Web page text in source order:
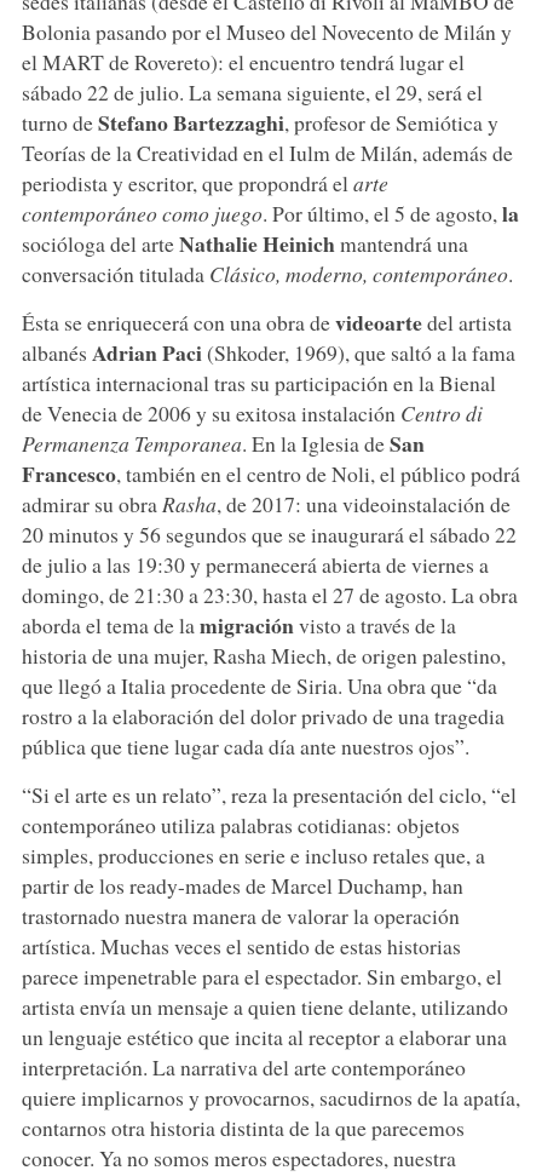
Bolonia pasando por el Museo del Novecento de Milán y
el MART de Rovereto): el encuentro tendrá lugar el
sábado 22 de julio. La semana siguiente, el 29, será el
turno deStefano Bartezzaghi, profesor de Semiótica y
Teorías de la Creatividad en el Iulm de Milán, además de
periodista y escritor, que propondrá el arte
contemporáneo como juego. Por último, el 5 de agosto, la
socióloga del arteNathalie Heinichmantendrá una
conversación titulada Clásico, moderno, contemporáneo.
Ésta se enriquecerá con una obra devideoartedel artista
albanés Adrian Paci(Shkoder, 1969), que saltó a la fama
artística internacional tras su participación en la Bienal
de Venecia de 2006 y su exitosa instalación Centro di
Permanenza Temporanea. En la Iglesia deSan
Francesco, también en el centro de Noli, el público podrá
admirar su obra Rasha, de 2017: una videoinstalación de
20 minutos y 56 segundos que se inaugurará el sábado 22
de julio a las 19:30 y permanecerá abierta de viernes a
domingo, de 21:30 a 23:30, hasta el 27 de agosto. La obra
aborda el tema de la migraciónvisto a través de la
historia de una mujer, Rasha Miech, de origen palestino,
que llegó a Italia procedente de Siria. Una obra que “da
rostro a la elaboración del dolor privado de una tragedia
pública que tiene lugar cada día ante nuestros ojos”.
“Si el arte es un relato”, reza la presentación del ciclo, “el
contemporáneo utiliza palabras cotidianas: objetos
simples, producciones en serie e incluso retales que, a
partir de los ready-mades de Marcel Duchamp, han
trastornado nuestra manera de valorar la operación
artística. Muchas veces el sentido de estas historias
parece impenetrable para el espectador. Sin embargo, el
artista envía un mensaje a quien tiene delante, utilizando
un lenguaje estético que incita al receptor a elaborar una
interpretación. La narrativa del arte contemporáneo
quiere implicarnos y provocarnos, sacudirnos de la apatía,
contarnos otra historia distinta de la que parecemos
conocer. Ya no somos meros espectadores, nuestra